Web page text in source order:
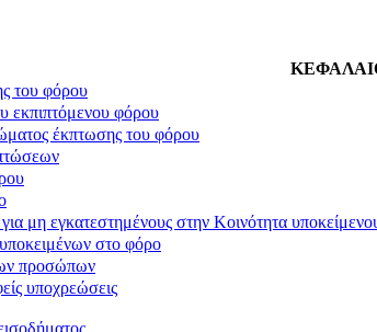
του φόρου
εκπιπτόμενου φόρου
έκπτωσης του φόρου
μη εγκατεστημένους στην Κοινότητα
στο φόρο
προσώπων
υποχρεώσεις